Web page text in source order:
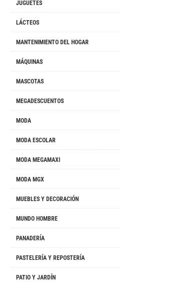
JUGUETES
LÁCTEOS
MANTENIMIENTO DEL HOGAR
MÁQUINAS
MASCOTAS
MEGADESCUENTOS
MODA
MODA ESCOLAR
MODA MEGAMAXI
MODA MGX
MUEBLES Y DECORACIÓN
MUNDO HOMBRE
PANADERÍA
PASTELERÍA Y REPOSTERÍA
PATIO Y JARDÍN